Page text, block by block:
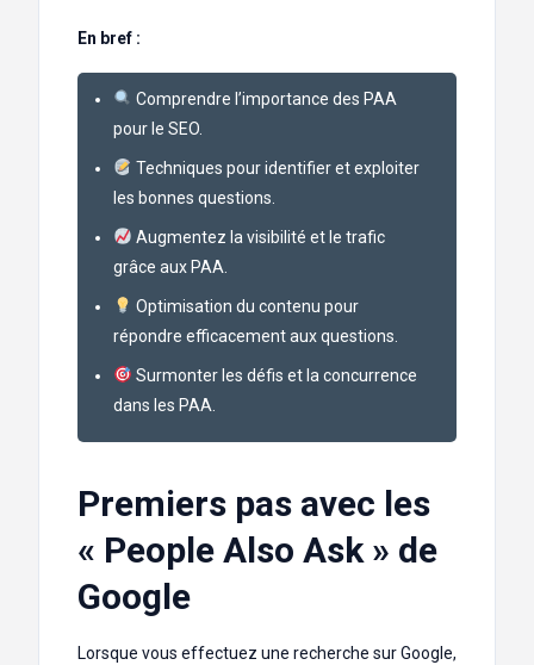
En bref :
Comprendre l’importance des PAA
pour le SEO.
Techniques pour identifier et exploiter
les bonnes questions.
Augmentez la visibilité et le trafic
grâce aux PAA.
Optimisation du contenu pour
répondre efficacement aux questions.
Surmonter les défis et la concurrence
dans les PAA.
Premiers pas avec les
« People Also Ask » de
Google
Lorsque vous effectuez une recherche sur Google,